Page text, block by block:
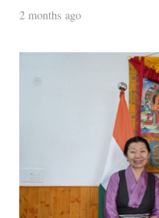
2 months ago